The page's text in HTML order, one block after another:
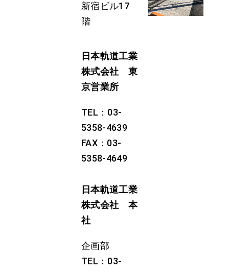
新宿ビル17
階
日本軌道工業
株式会社 東
京営業所
TEL：03-
5358-4639
FAX：03-
5358-4649
日本軌道工業
株式会社 本
社
企画部
TEL：03-